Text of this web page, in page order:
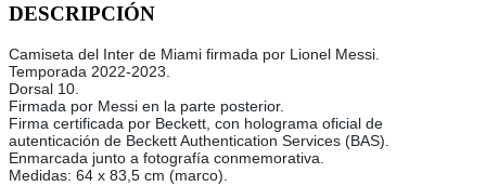
DESCRIPCIÓN
Camiseta del Inter de Miami firmada por Lionel Messi.
Temporada 2022-2023.
Dorsal 10.
Firmada por Messi en la parte posterior.
Firma certificada por Beckett, con holograma oficial de
autenticación de Beckett Authentication Services (BAS).
Enmarcada junto a fotografía conmemorativa.
Medidas: 64 x 83,5 cm (marco).